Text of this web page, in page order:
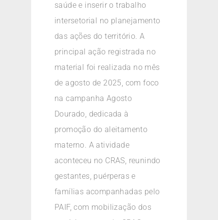
saúde e inserir o trabalho
intersetorial no planejamento
das ações do território. A
principal ação registrada no
material foi realizada no mês
de agosto de 2025, com foco
na campanha Agosto
Dourado, dedicada à
promoção do aleitamento
materno. A atividade
aconteceu no CRAS, reunindo
gestantes, puérperas e
famílias acompanhadas pelo
PAIF, com mobilização dos